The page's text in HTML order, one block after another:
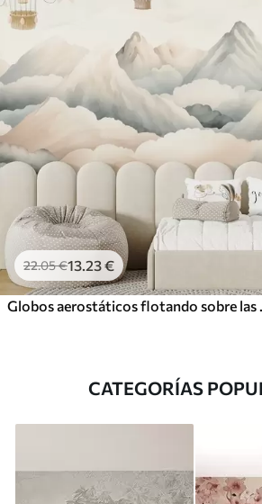
22.05€13 .23€
CATEGORÍAS